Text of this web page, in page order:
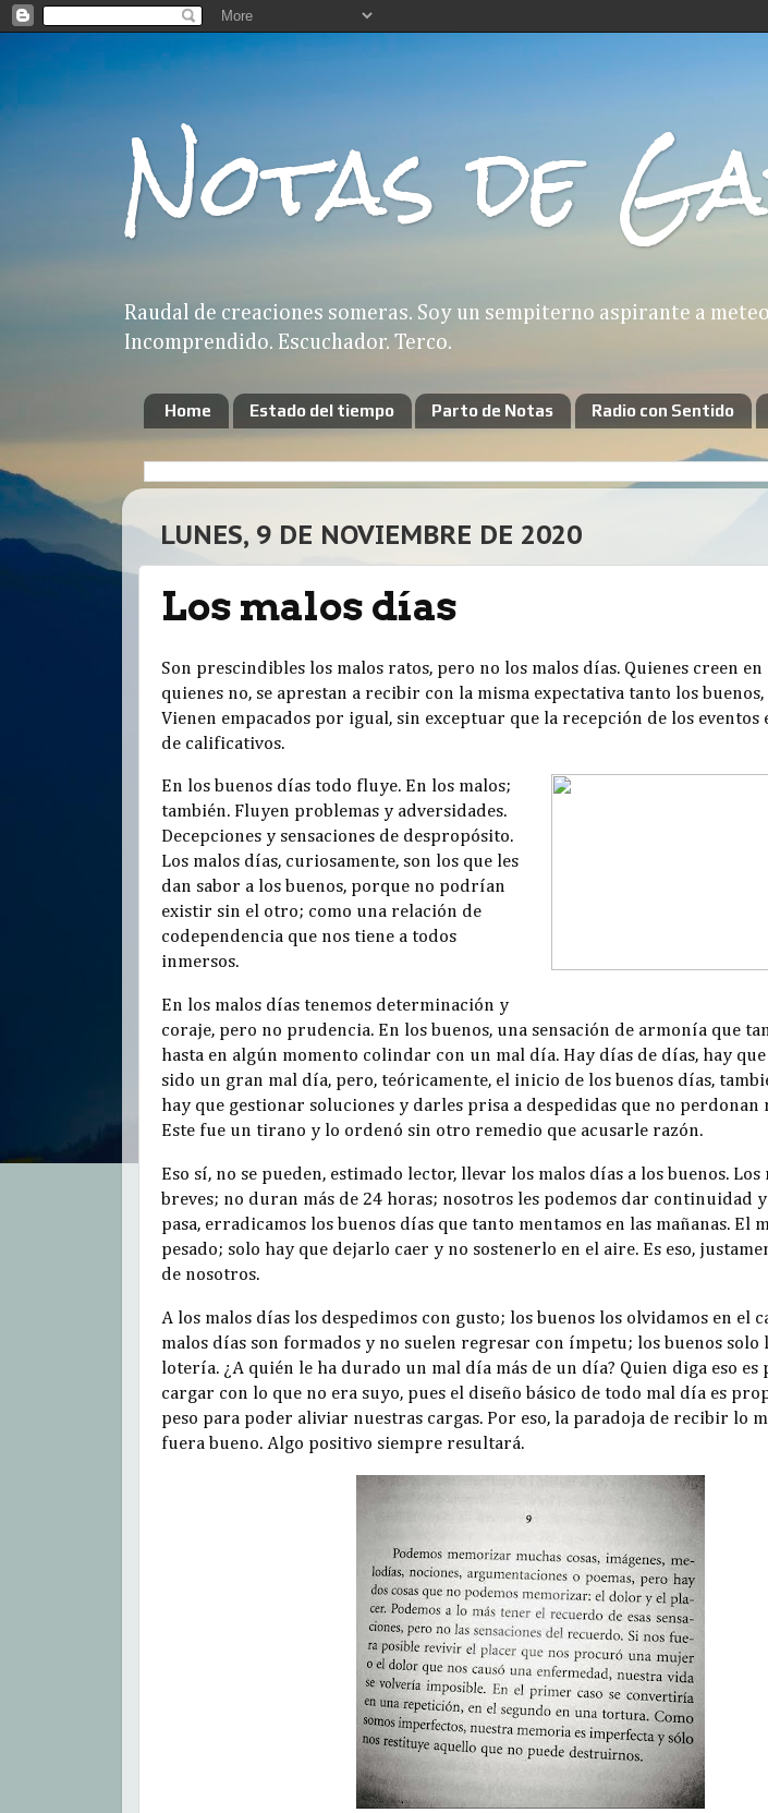
Notas de
Raudal de creaciones someras. Soy un sempiterno aspirante a
Incomprendido. Escuchador. Terco.
Home Estado del tiempo Parto de Notas Radio con Sentido
LUNES, 9 DE NOVIEMBRE DE 2020
Los malos días
Son prescindibles los malos ratos, pero no los malos días. Quienes creen
quienes no, se aprestan a recibir con la misma expectativa tanto los buenos,
Vienen empacados por igual, sin exceptuar que la recepción de los eventos
de calificativos.
En los buenos días todo fluye. En los malos;
también. Fluyen problemas y adversidades.
Decepciones y sensaciones de despropósito.
Los malos días, curiosamente, son los que les
dan sabor a los buenos, porque no podrían
existir sin el otro; como una relación de
codependencia que nos tiene a todos
inmersos.
En los malos días tenemos determinación y
coraje, pero no prudencia. En los buenos, una sensación de armonía que
hasta en algún momento colindar con un mal día. Hay días de días, hay
sido un gran mal día, pero, teóricamente, el inicio de los buenos días,
hay que gestionar soluciones y darles prisa a despedidas que no perdonan
Este fue un tirano y lo ordenó sin otro remedio que acusarle razón.
Eso sí, no se pueden, estimado lector, llevar los malos días a los buenos. Los
breves; no duran más de 24 horas; nosotros les podemos dar continuidad y
pasa, erradicamos los buenos días que tanto mentamos en las mañanas. El
pesado; solo hay que dejarlo caer y no sostenerlo en el aire. Es eso,
de nosotros.
A los malos días los despedimos con gusto; los buenos los olvidamos en el
malos días son formados y no suelen regresar con ímpetu; los buenos solo
lotería. ¿A quién le ha durado un mal día más de un día? Quien diga eso es
cargar con lo que no era suyo, pues el diseño básico de todo mal día es
peso para poder aliviar nuestras cargas. Por eso, la paradoja de recibir lo
fuera bueno. Algo positivo siempre resultará.